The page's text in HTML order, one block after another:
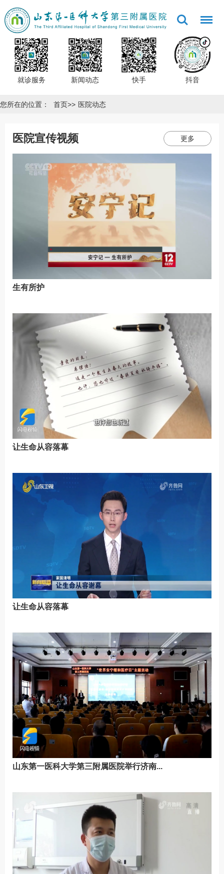
就诊服务 新闻动态 快手 抖音
您所在的位置： 首页>> 医院动态
更多
医院宣传视频
生有所护
让生命从容落幕
让生命从容落幕
山东第一医科大学第三附属医院举行济南...